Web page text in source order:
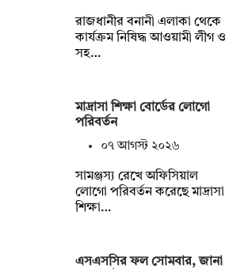
রাজধানীর বনানী এলাকা থেকে
কার্যক্রম নিষিদ্ধ আওয়ামী লীগ ও
সহ…
মাদ্রাসা শিক্ষা বোর্ডের লোগো
পরিবর্তন
০৭ আগস্ট ২০২৬
সামঞ্জস্য রেখে অফিসিয়াল
লোগো পরিবর্তন করেছে মাদ্রাসা
শিক্ষা…
এসএসসির ফল সোমবার, জানা